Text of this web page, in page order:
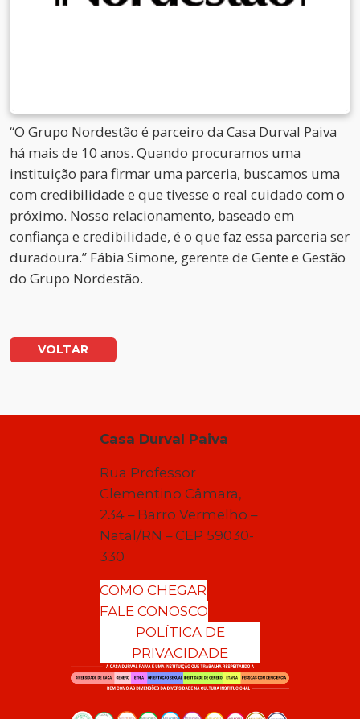
“O Grupo Nordestão é parceiro da Casa Durval Paiva
há mais de 10 anos. Quando procuramos uma
instituição para firmar uma parceria, buscamos uma
com credibilidade e que tivesse o real cuidado com o
próximo. Nosso relacionamento, baseado em
confiança e credibilidade, é o que faz essa parceria ser
duradoura.” Fábia Simone, gerente de Gente e Gestão
do Grupo Nordestão.
VOLTAR
Casa Durval Paiva
Rua Professor
Clementino Câmara,
234 – Barro Vermelho –
Natal/RN – CEP 59030-
330
COMO CHEGAR
FALE CONOSCO
POLÍTICA DE
PRIVACIDADE